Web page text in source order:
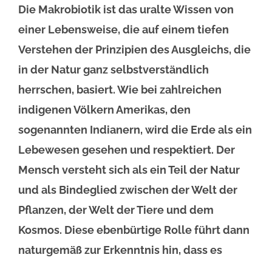
Die Makrobiotik ist das uralte Wissen von
einer Lebensweise, die auf einem tiefen
Verstehen der Prinzipien des Ausgleichs, die
in der Natur ganz selbstverständlich
herrschen, basiert. Wie bei zahlreichen
indigenen Völkern Amerikas, den
sogenannten Indianern, wird die Erde als ein
Lebewesen gesehen und respektiert. Der
Mensch versteht sich als ein Teil der Natur
und als Bindeglied zwischen der Welt der
Pflanzen, der Welt der Tiere und dem
Kosmos. Diese ebenbürtige Rolle führt dann
naturgemäß zur Erkenntnis hin, dass es